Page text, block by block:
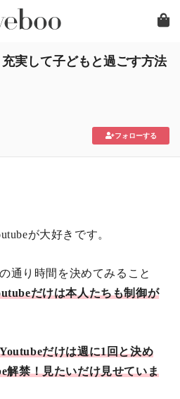
実して子どもと過ごす方法
フォローする
が大好きです。
通り時間を決めてみること
だけは本人たちも制御が
Youtubeだけは週に1回と決め
解禁！見たいだけ見せていま